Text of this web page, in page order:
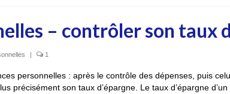
– contrôler son taux
1
personnelles : après le contrôle des dépenses, puis
précisément son taux d’épargne. Le taux d’épargne